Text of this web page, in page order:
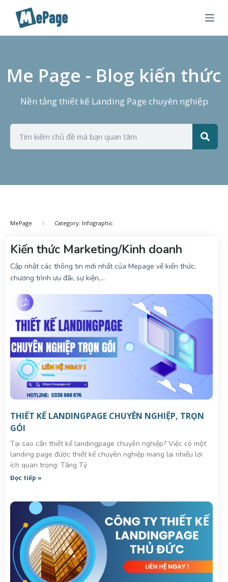
C
u
n
h
n
d
n
g
Me Page - Blog kiến thức
Nền tảng thiết kế Landing Page chuyên nghiệp
MePage Category: Infographic
Kiến thức Marketing/Kinh doanh
Cập nhật các thông tin mới nhất của Mepage về kiến thức,
chương trình ưu đãi, sự kiện,…
THIẾT KẾ LANDINGPAGE CHUYÊN NGHIỆP, TRỌN
GÓI
Tại sao cần thiết kế landingpage chuyên nghiệp? Việc có một
landing page được thiết kế chuyên nghiệp mang lại nhiều lợi
ích quan trọng: Tăng Tỷ
Đọc tiếp »